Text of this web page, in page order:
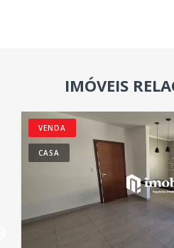
IMÓVEIS
VENDA
CASA